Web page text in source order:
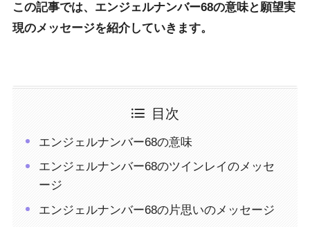
この記事では、エンジェルナンバー68の意味と願望実
現のメッセージを紹介していきます。
目次
エンジェルナンバー68の意味
エンジェルナンバー68のツインレイのメッセ
ージ
エンジェルナンバー68の片思いのメッセージ